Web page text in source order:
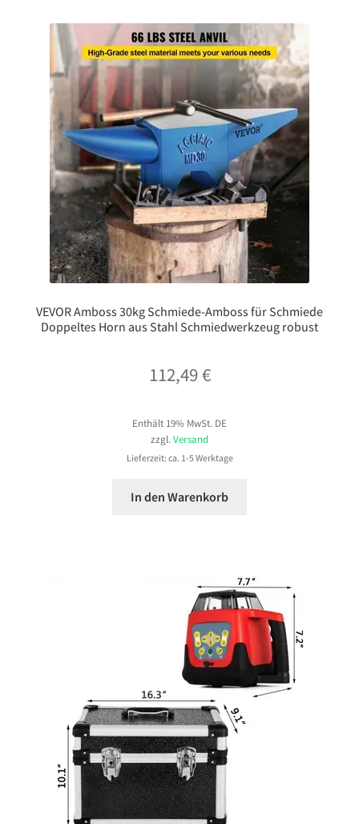
VEVOR Amboss 30kg Schmiede-Amboss für Schmiede
Doppeltes Horn aus Stahl Schmiedwerkzeug robust
112,49€
Enthält 19% MwSt. DE
zzgl. Versand
Lieferzeit: ca. 1-5 Werktage
In den Warenkorb